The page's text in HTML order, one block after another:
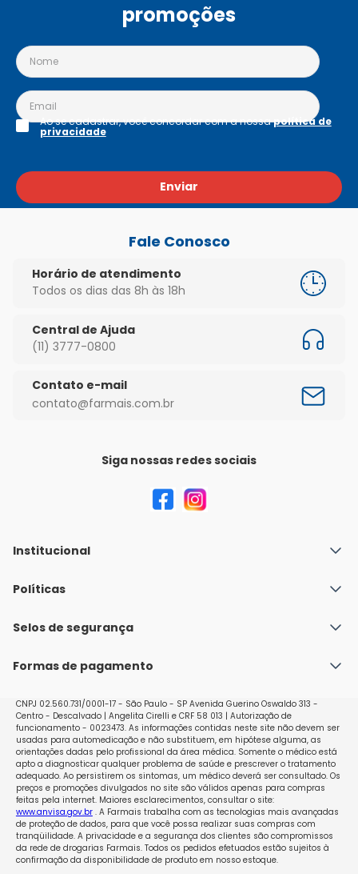
promoções
Enviar
Ao se cadastrar, você concordar com a nossapolítica de
privacidade
Fale Conosco
Horário de atendimento
Todos os dias das 8h às 18h
Central de Ajuda
(11) 3777-0800
Contato e-mail
contato@farmais.com.br
Siga nossas redes sociais
Institucional
Quem Somos
Nossas lojas
Políticas
Política de Envio
Políticas de Trocas e Devoluções
Selos de segurança
Formas de pagamento
CNPJ 02.560.731/0001-17 - São Paulo - SP Avenida Guerino Oswaldo 313 -
Centro - Descalvado | Angelita Cirelli e CRF 58 013 | Autorização de
funcionamento - 0023473. As informações contidas neste site não devem ser
usadas para automedicação e não substituem, em hipótese alguma, as
orientações dadas pelo profissional da área médica. Somente o médico está
apto a diagnosticar qualquer problema de saúde e prescrever o tratamento
adequado. Ao persistirem os sintomas, um médico deverá ser consultado. Os
preços e promoções divulgados no site são válidos apenas para compras
feitas pela internet. Maiores esclarecimentos, consultar o site:
www.anvisa.gov.br. A Farmais trabalha com as tecnologias mais avançadas
de proteção de dados, para que você possa realizar suas compras com
tranqüilidade. A privacidade e a segurança dos clientes são compromissos
da rede de drogarias Farmais. Todos os pedidos efetuados estão sujeitos à
confirmação da disponibilidade de produto em nosso estoque.